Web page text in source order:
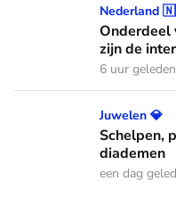
Onderdeel van een
Nederland
Onderdeel
zijn de
6 uur geleden
Schelpen, parels en
Juwelen 💎
Schelpen,
diademen
een dag